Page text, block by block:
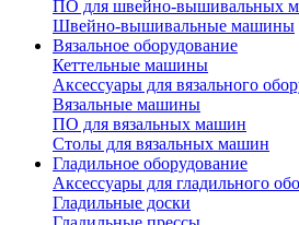
ПО для швейно-вышивальных
Швейно-вышивальные машины
Вязальное оборудование
Кеттельные машины
Аксессуары для вязального
Вязальные машины
ПО для вязальных машин
Столы для вязальных машин
Гладильное оборудование
Аксессуары для гладильного
Гладильные доски